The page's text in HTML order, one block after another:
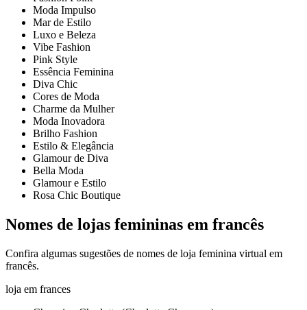
Moda Impulso
Mar de Estilo
Luxo e Beleza
Vibe Fashion
Pink Style
Essência Feminina
Diva Chic
Cores de Moda
Charme da Mulher
Moda Inovadora
Brilho Fashion
Estilo & Elegância
Glamour de Diva
Bella Moda
Glamour e Estilo
Rosa Chic Boutique
Nomes de lojas femininas em francês
Confira algumas sugestões de nomes de loja feminina virtual em
francês.
loja em frances